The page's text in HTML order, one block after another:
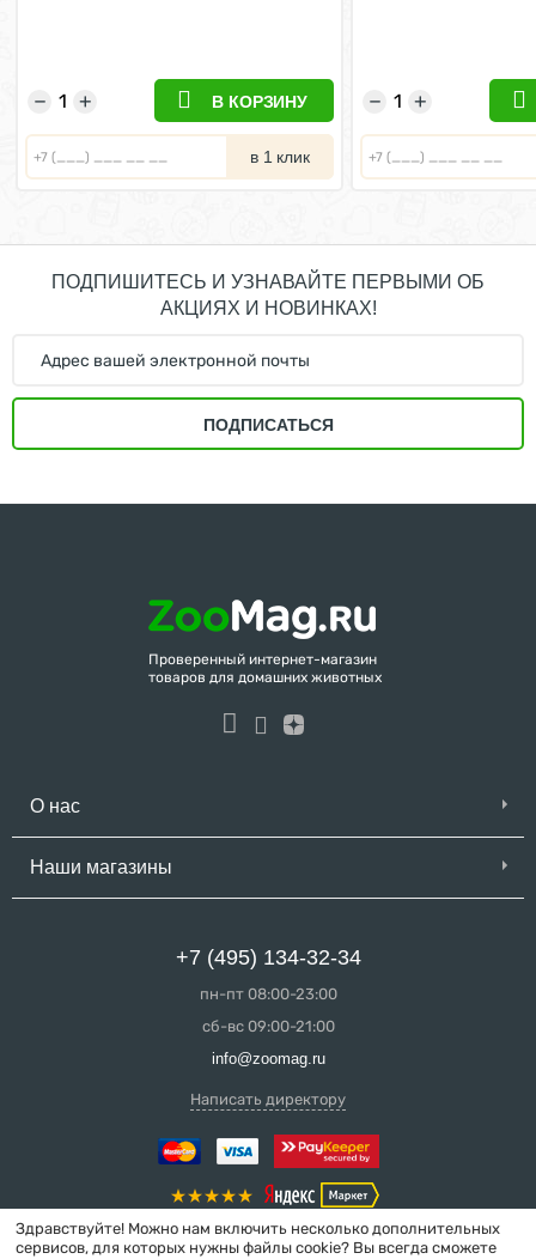
+
− В КОРЗИНУ
в 1 клик
+
−
ПОДПИШИТЕСЬ И УЗНАВАЙТЕ ПЕРВЫМИ ОБ
АКЦИЯХ И НОВИНКАХ!
ПОДПИСАТЬСЯ
Проверенный интернет-магазин
товаров для домашних животных
О нас
Наши магазины
+7 (495) 134-32-34
пн-пт 08:00-23:00
сб-вс 09:00-21:00
info@zoomag.ru
Написать директору
Здравствуйте! Можно нам включить несколько дополнительных
сервисов, для которых нужны файлы cookie? Вы всегда сможете